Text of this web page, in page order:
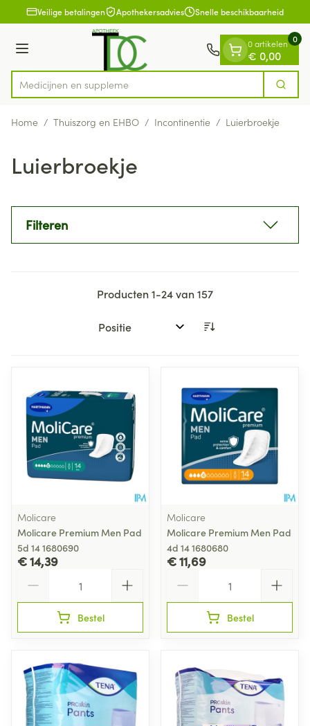
Ga naar de inhoud
1 van 1Veilige betalingen Apothekersadvies Snelle beschikbaarheid
Menu
Product, merk, categorie... Zoek
0 artikelen
€ 0,00
0
Home / Thuiszorg en EHBO / Incontinentie / Luierbroekje
Luierbroekje
Filteren
Producten1-24van157
Sorteer op:
Molicare
Molicare Premium Men Pad
5d 14 1680690
€ 14,39
Bestel
Molicare
Molicare Premium Men Pad
4d 14 1680680
€ 11,69
Bestel